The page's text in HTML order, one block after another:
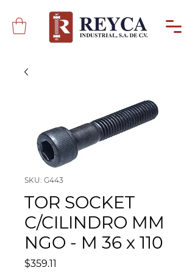
SKU: G443
TOR SOCKET
C/CILINDRO MM
NGO - M 36 x 110
$359.11